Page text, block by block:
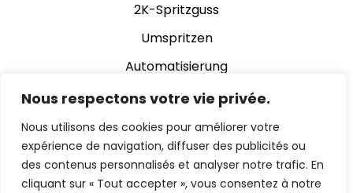
Nous respectons votre vie privée.
Nous utilisons des cookies pour améliorer votre
expérience de navigation, diffuser des publicités ou
des contenus personnalisés et analyser notre trafic. En
cliquant sur « Tout accepter », vous consentez à notre
2K-Spritzguss
Umspritzen
Automatisierung
Stanzen
Gummi-Schleifen
Montage
Automatische Kamerakontrolle